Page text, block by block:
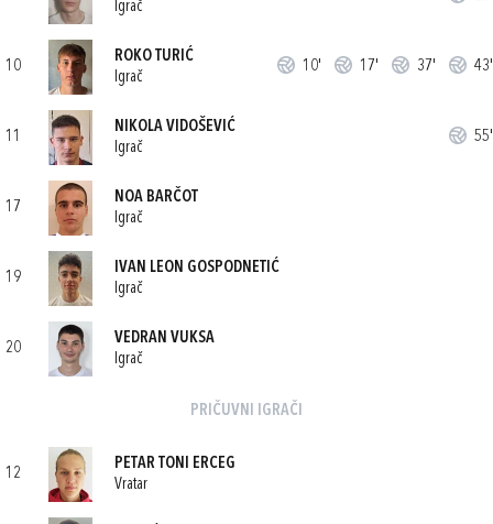
Igrač
10
ROKO TURIĆ
Igrač
10' 17' 37' 43'
11
NIKOLA VIDOŠEVIĆ
Igrač
55'
17
NOA BARČOT
Igrač
19
IVAN LEON GOSPODNETIĆ
Igrač
20
VEDRAN VUKSA
Igrač
PRIČUVNI IGRAČI
12
PETAR TONI ERCEG
Vratar